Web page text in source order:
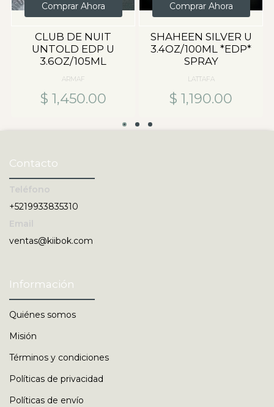
Comprar Ahora
CLUB DE NUIT
UNTOLD EDP U
3.6OZ/105ML
ARMAF
$ 1,450.00
Comprar Ahora
SHAHEEN SILVER U
3.4OZ/100ML *EDP*
SPRAY
LATTAFA
$ 1,190.00
Contacto
+5219933835310
ventas@kiibok.com
Información
Quiénes somos
Misión
Términos y condiciones
Políticas de privacidad
Políticas de envío